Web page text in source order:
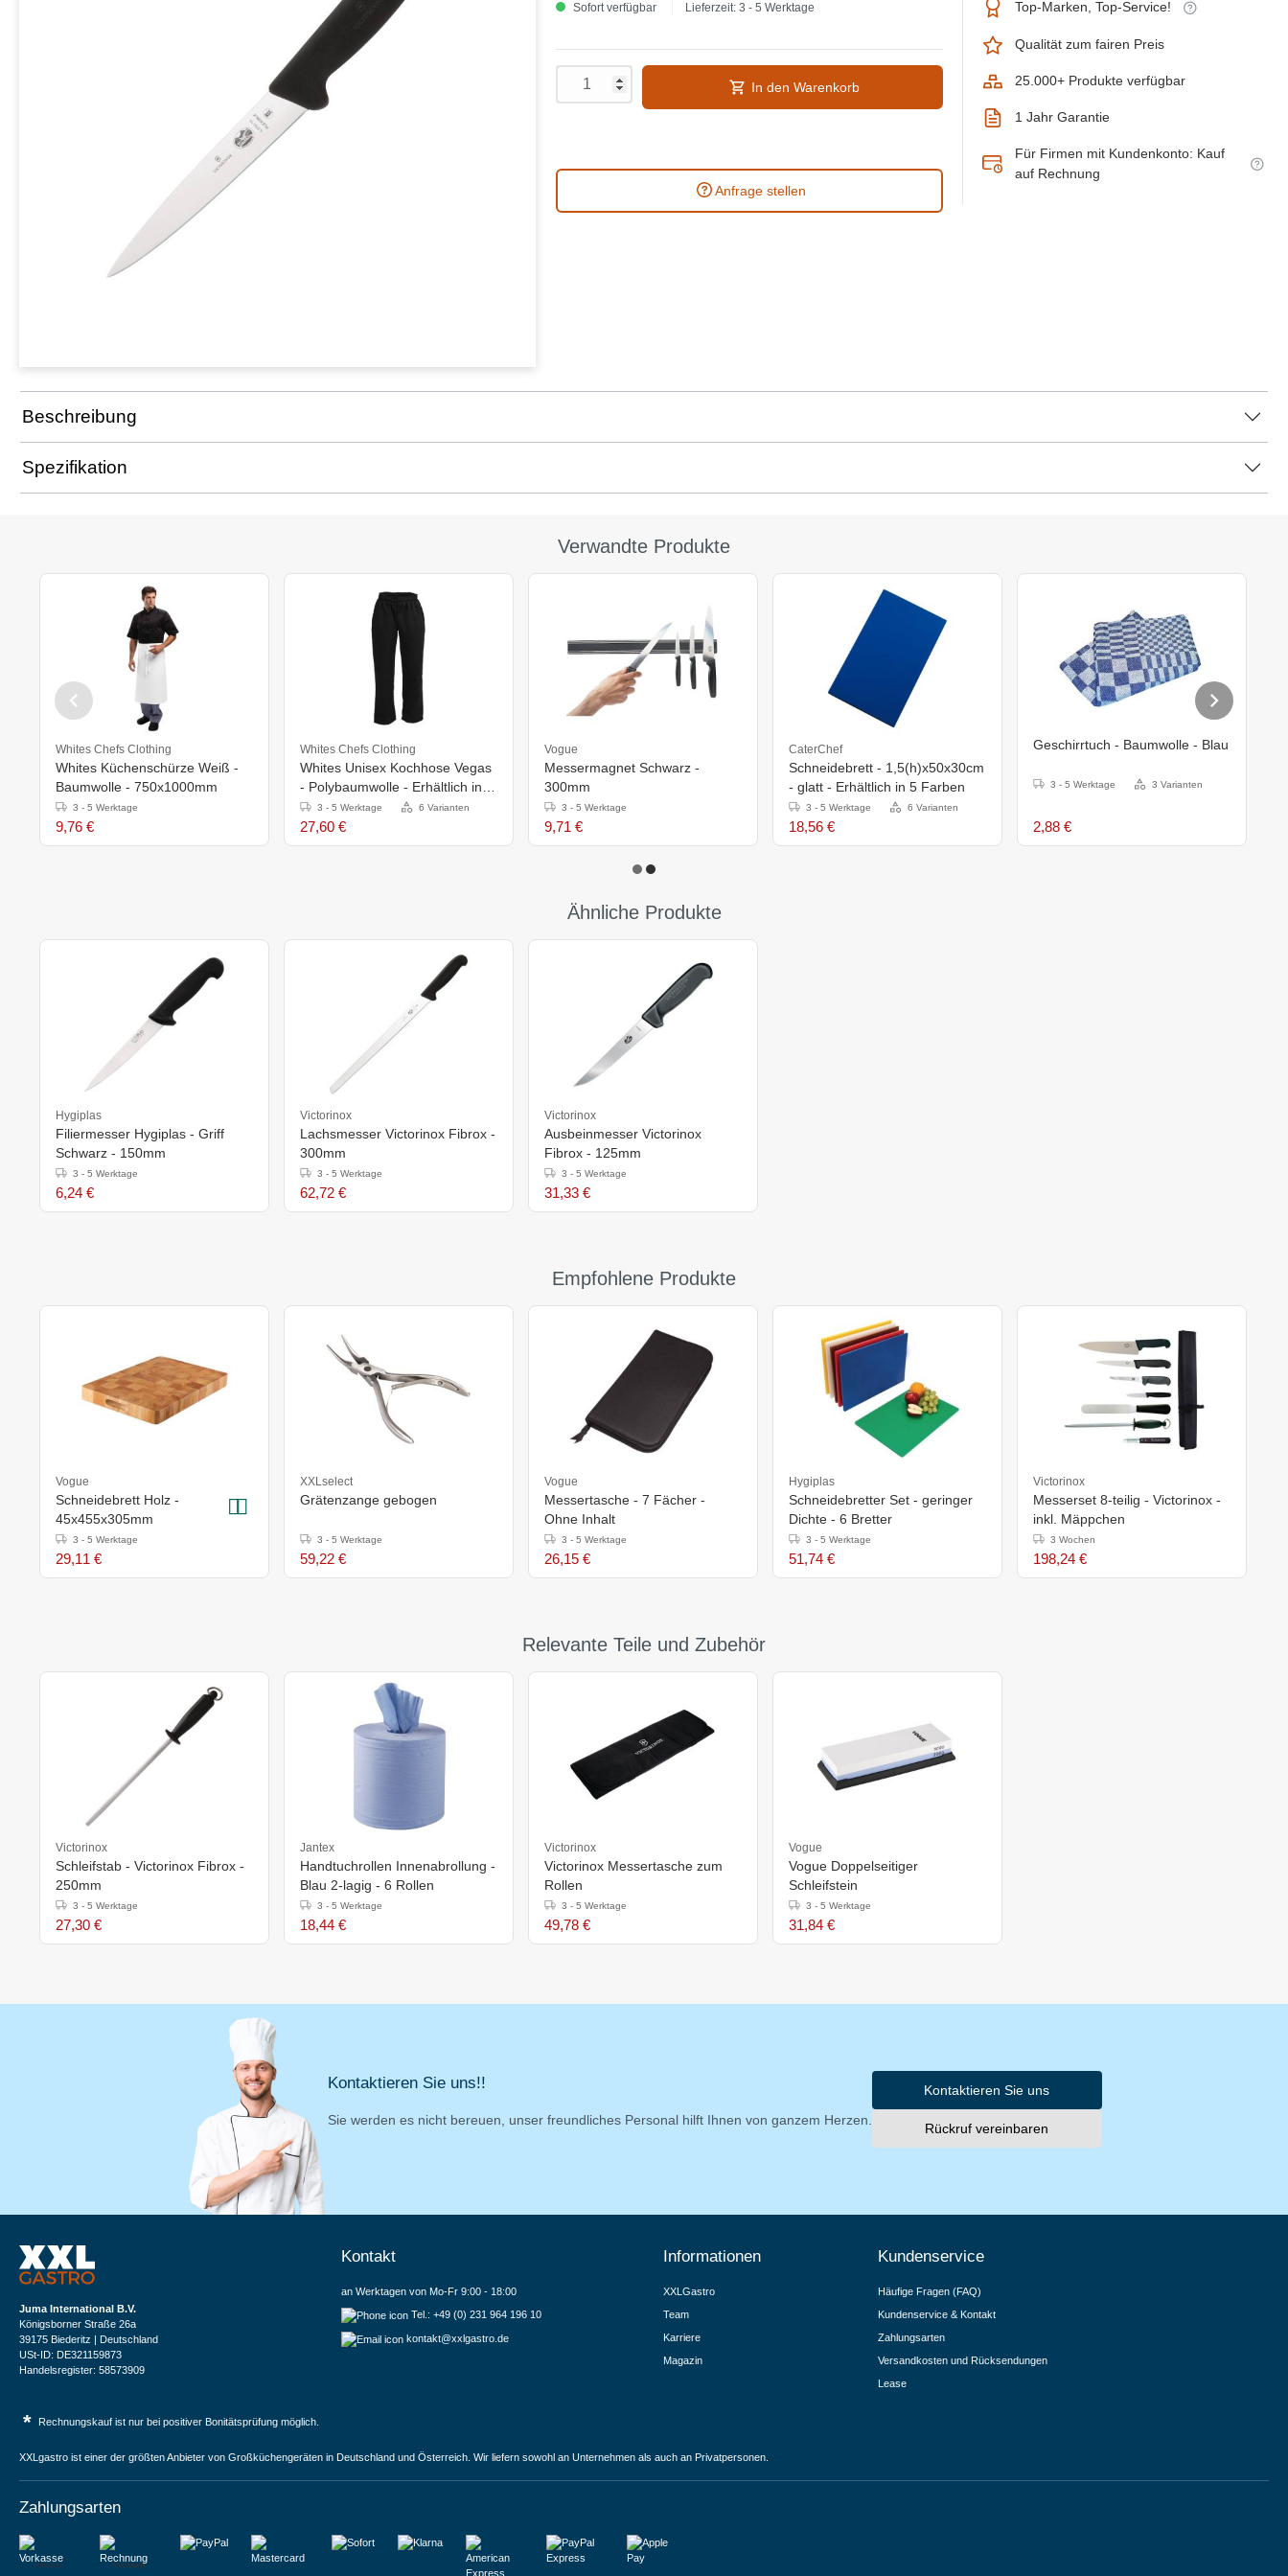
Sofort verfügbar Lieferzeit: 3 - 5 Werktage
In den Warenkorb
Anfrage stellen
Top-Marken, Top-Service!
Qualität zum fairen Preis
25.000+ Produkte verfügbar
1 Jahr Garantie
Für Firmen mit Kundenkonto: Kauf
auf Rechnung
Beschreibung
Spezifikation
Verwandte Produkte
Whites Chefs Clothing
Whites Küchenschürze Weiß -
Baumwolle - 750x1000mm
3 - 5 Werktage
9,76 €
Whites Chefs Clothing
Whites Unisex Kochhose Vegas
- Polybaumwolle - Erhältlich in 6
Größen
3 - 5 Werktage 6 Varianten
27,60 €
Vogue
Messermagnet Schwarz -
300mm
3 - 5 Werktage
9,71 €
CaterChef
Schneidebrett - 1,5(h)x50x30cm
- glatt - Erhältlich in 5 Farben
3 - 5 Werktage 6 Varianten
18,56 €
Geschirrtuch - Baumwolle - Blau
3 - 5 Werktage 3 Varianten
2,88 €
Ähnliche Produkte
Hygiplas
Filiermesser Hygiplas - Griff
Schwarz - 150mm
3 - 5 Werktage
6,24 €
Victorinox
Lachsmesser Victorinox Fibrox -
300mm
3 - 5 Werktage
62,72 €
Victorinox
Ausbeinmesser Victorinox
Fibrox - 125mm
3 - 5 Werktage
31,33 €
Empfohlene Produkte
Vogue
Schneidebrett Holz -
45x455x305mm
3 - 5 Werktage
29,11 €
XXLselect
Grätenzange gebogen
3 - 5 Werktage
59,22 €
Vogue
Messertasche - 7 Fächer -
Ohne Inhalt
3 - 5 Werktage
26,15 €
Hygiplas
Schneidebretter Set - geringer
Dichte - 6 Bretter
3 - 5 Werktage
51,74 €
Victorinox
Messerset 8-teilig - Victorinox -
inkl. Mäppchen
3 Wochen
198,24 €
Relevante Teile und Zubehör
Victorinox
Schleifstab - Victorinox Fibrox -
250mm
3 - 5 Werktage
27,30 €
Jantex
Handtuchrollen Innenabrollung -
Blau 2-lagig - 6 Rollen
3 - 5 Werktage
18,44 €
Victorinox
Victorinox Messertasche zum
Rollen
3 - 5 Werktage
49,78 €
Vogue
Vogue Doppelseitiger
Schleifstein
3 - 5 Werktage
31,84 €
Kontaktieren Sie uns!!
Sie werden es nicht bereuen, unser freundliches Personal hilft Ihnen von ganzem Herzen.
Kontaktieren Sie uns
Rückruf vereinbaren
Juma International B.V.
Königsborner Straße 26a
39175 Biederitz | Deutschland
USt-ID: DE321159873
Handelsregister: 58573909
Kontakt
an Werktagen von Mo-Fr 9:00 - 18:00
Tel.: +49 (0) 231 964 196 10
kontakt@xxlgastro.de
Informationen
XXLGastro
Team
Karriere
Magazin
Kundenservice
Häufige Fragen (FAQ)
Kundenservice & Kontakt
Zahlungsarten
Versandkosten und Rücksendungen
Lease
* Rechnungskauf ist nur bei positiver Bonitätsprüfung möglich.
XXLgastro ist einer der größten Anbieter von Großküchengeräten in Deutschland und Österreich. Wir liefern sowohl an Unternehmen als auch an Privatpersonen.
Zahlungsarten
Vorkasse Rechnung